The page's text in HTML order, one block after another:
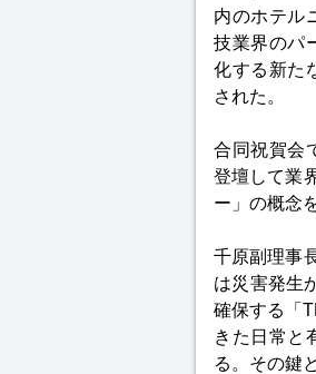
内のホテル
技業界のパ
化する新た
された。
合同祝賀会
登壇して業
ー」の概念
千原副理事
は災害発生
確保する「
きた日常と
る。その鍵